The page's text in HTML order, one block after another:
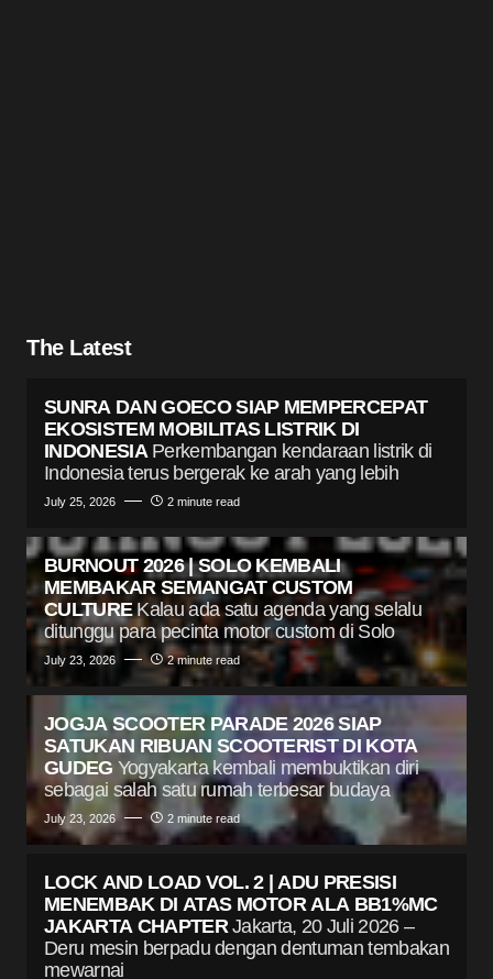
The Latest
SUNRA DAN GOECO SIAP MEMPERCEPAT
EKOSISTEM MOBILITAS LISTRIK DI
INDONESIA Perkembangan kendaraan listrik di
Indonesia terus bergerak ke arah yang lebih
July 25, 2026 2 minute read
BURNOUT 2026 | SOLO KEMBALI
MEMBAKAR SEMANGAT CUSTOM
CULTURE Kalau ada satu agenda yang selalu
ditunggu para pecinta motor custom di Solo
July 23, 2026 2 minute read
JOGJA SCOOTER PARADE 2026 SIAP
SATUKAN RIBUAN SCOOTERIST DI KOTA
GUDEG Yogyakarta kembali membuktikan diri
sebagai salah satu rumah terbesar budaya
July 23, 2026 2 minute read
LOCK AND LOAD VOL. 2 | ADU PRESISI
MENEMBAK DI ATAS MOTOR ALA BB1%MC
JAKARTA CHAPTER Jakarta, 20 Juli 2026 –
Deru mesin berpadu dengan dentuman tembakan
mewarnai